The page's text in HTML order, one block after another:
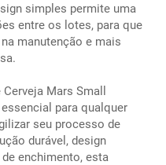
simples permite uma
entre os lotes, para que
manutenção e mais
Mars Small
para qualquer
seu processo de
durável, design
enchimento, esta